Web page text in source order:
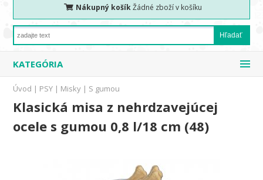
Nákupný košíkŽádné zboží v košíku
KATEGÓRIA
Úvod | PSY | Misky | S gumou
Klasická misa z nehrdzavejúcej
ocele s gumou 0,8 l/18 cm (48)